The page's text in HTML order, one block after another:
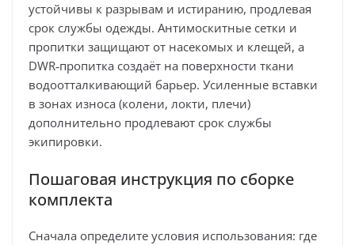
устойчивы к разрывам и истиранию, продлевая
срок службы одежды. Антимоскитные сетки и
пропитки защищают от насекомых и клещей, а
DWR‑пропитка создаёт на поверхности ткани
водоотталкивающий барьер. Усиленные вставки
в зонах износа (колени, локти, плечи)
дополнительно продлевают срок службы
экипировки.
Пошаговая инструкция по сборке
комплекта
Сначала определите условия использования: где